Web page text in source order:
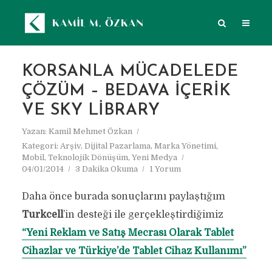
KORSANLA MÜCADELEDE
ÇÖZÜM – BEDAVA İÇERIK
VE SKY LIBRARY
Yazan: Kamil Mehmet Özkan
Kategori: Arşiv, Dijital Pazarlama, Marka Yönetimi,
Mobil, Teknolojik Dönüşüm, Yeni Medya
04/01/2014
3 Dakika Okuma 1 Yorum
Daha önce burada sonuçlarını paylaştığım
Turkcell’in desteği ile gerçekleştirdiğimiz
“Yeni Reklam ve Satış Mecrası Olarak Tablet
Cihazlar ve Türkiye’de Tablet Cihaz Kullanımı”